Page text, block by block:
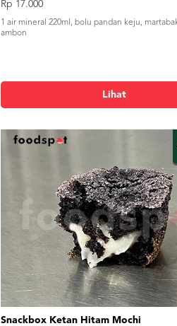
Rp 17.000
1 air mineral 220ml, bolu pandan keju,
ambon
Lihat
Snackbox Ketan Hitam Mochi